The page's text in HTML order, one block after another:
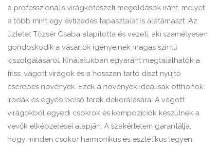
a professzionális virágkötészeti megoldások iránt, melyet
a több mint egy évtizedes tapasztalat is alátámaszt. Az
üzletet Tőzsér Csaba alapította és vezeti, aki személyesen
gondoskodik a vásárlók igényeinek magas szintű
kiszolgálásáról. Kínálatukban egyaránt megtalálhatók a
friss, vágott virágok és a hosszan tartó díszt nyújtó
cserepes növények. Ezek a növények ideálisak otthonok,
irodák és egyéb belső terek dekorálására. A vágott
virágokból egyedi csokrok és kompozíciók készülnek a
vevők elképzelései alapján. A szakértelem garantálja,
hogy minden csokor harmonikus és esztétikus legyen.